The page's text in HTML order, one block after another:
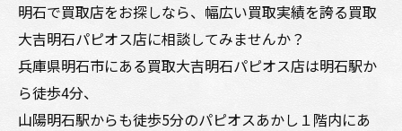
明石で買取店をお探しなら、幅広い買取実績を誇る買取
大吉明石パピオス店に相談してみませんか？
兵庫県明石市にある買取大吉明石パピオス店は明石駅か
ら徒歩4分、
山陽明石駅からも徒歩5分のパピオスあかし１階内にあ